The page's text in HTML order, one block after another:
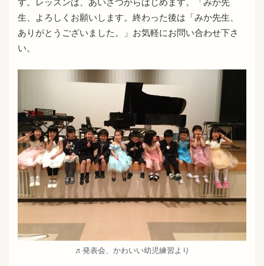
す。レッスンは、あいさつからはじめます。「みか先
生、よろしくお願いします。終わった後は「みか先生、
ありがとうございました。」お気軽にお問い合わせ下さ
い。
♬発表会、かわいい幼児練習より